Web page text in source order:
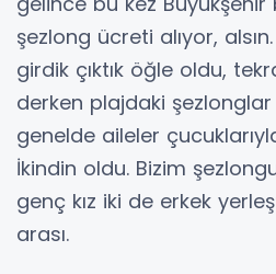
şezlong ücreti alıyor,
girdik çıktık öğle oldu,
derken plajdaki şezlonglar
genelde aileler
İkindin oldu. Bizim
genç kız iki de erkek
arası.